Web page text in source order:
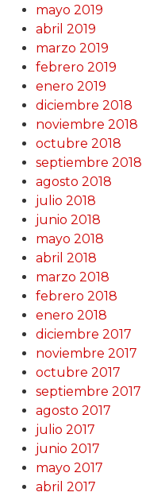
mayo 2019
abril 2019
marzo 2019
febrero 2019
enero 2019
diciembre 2018
noviembre 2018
octubre 2018
septiembre 2018
agosto 2018
julio 2018
junio 2018
mayo 2018
abril 2018
marzo 2018
febrero 2018
enero 2018
diciembre 2017
noviembre 2017
octubre 2017
septiembre 2017
agosto 2017
julio 2017
junio 2017
mayo 2017
abril 2017